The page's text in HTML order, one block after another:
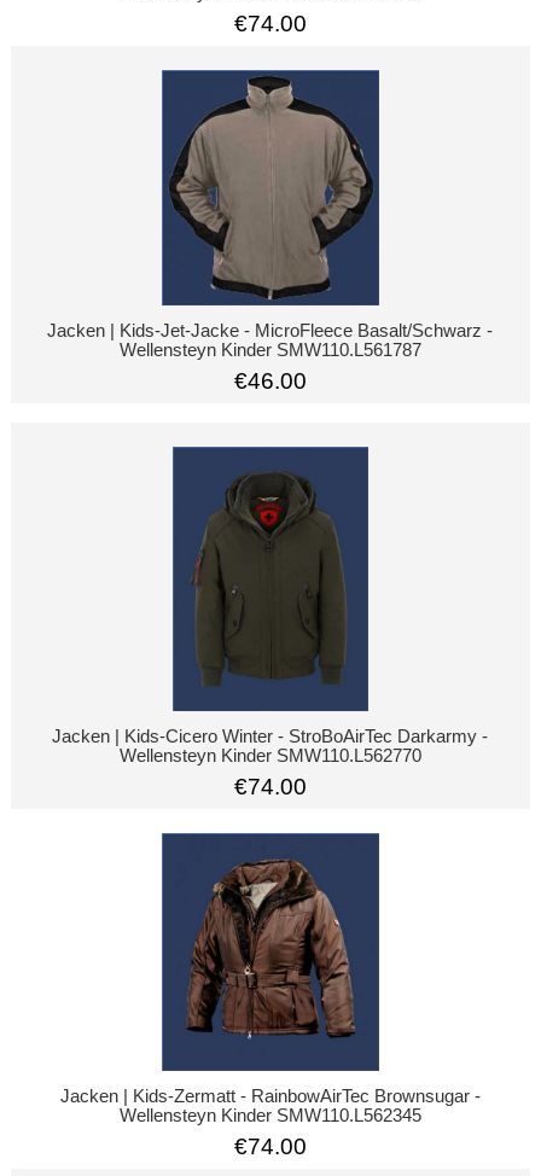
€74.00
Jacken | Kids-Jet-Jacke - MicroFleece Basalt/Schwarz -
Wellensteyn Kinder SMW110.L561787
€46.00
Jacken | Kids-Cicero Winter - StroBoAirTec Darkarmy -
Wellensteyn Kinder SMW110.L562770
€74.00
Jacken | Kids-Zermatt - RainbowAirTec Brownsugar -
Wellensteyn Kinder SMW110.L562345
€74.00